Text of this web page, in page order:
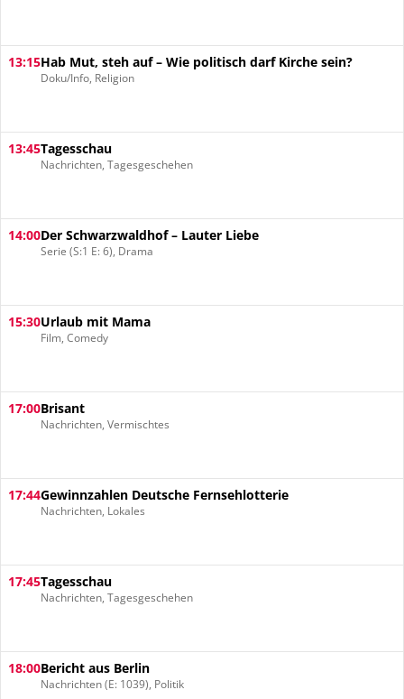
13:15Hab Mut, steh auf – Wie politisch darf Kirche sein?
Doku/Info, Religion
13:45Tagesschau
Nachrichten, Tagesgeschehen
14:00Der Schwarzwaldhof – Lauter Liebe
Serie (S:1 E: 6), Drama
15:30Urlaub mit Mama
Film, Comedy
17:00Brisant
Nachrichten, Vermischtes
17:44Gewinnzahlen Deutsche Fernsehlotterie
Nachrichten, Lokales
17:45Tagesschau
Nachrichten, Tagesgeschehen
18:00Bericht aus Berlin
Nachrichten (E: 1039), Politik